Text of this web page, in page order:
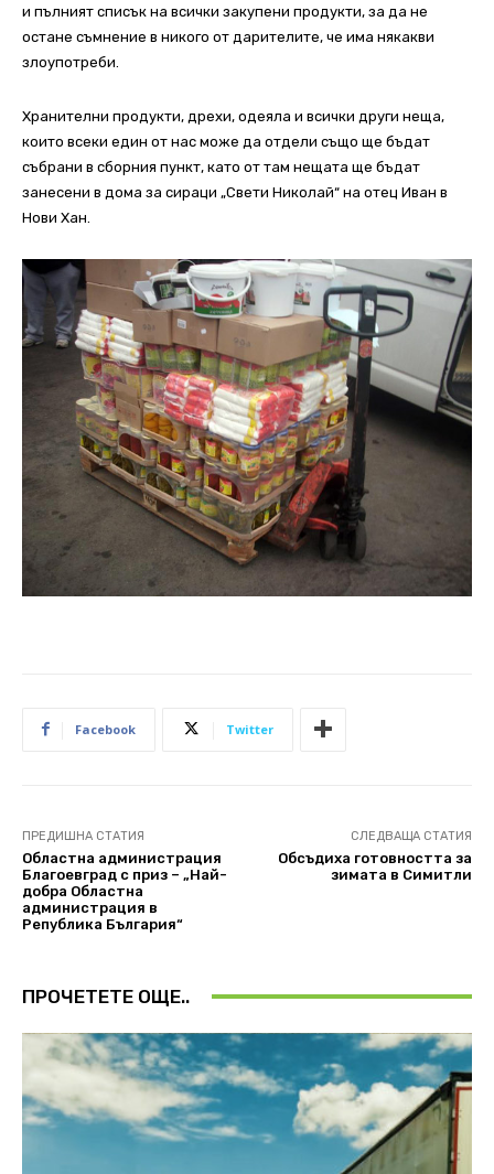
и пълният списък на всички закупени продукти, за да не
остане съмнение в никого от дарителите, че има някакви
злоупотреби.
Хранителни продукти, дрехи, одеяла и всички други неща,
които всеки един от нас може да отдели също ще бъдат
събрани в сборния пункт, като от там нещата ще бъдат
занесени в дома за сираци „Свети Николай“ на отец Иван в
Нови Хан.
Facebook Twitter
ПРЕДИШНА СТАТИЯ
Областна администрация
Благоевград с приз – „Най-
добра Областна
администрация в
Република България“
СЛЕДВАЩА СТАТИЯ
Обсъдиха готовността за
зимата в Симитли
ПРОЧЕТЕТЕ ОЩЕ..